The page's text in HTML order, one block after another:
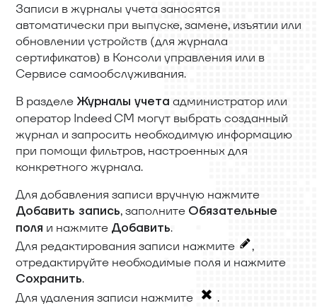
Записи в журналы учета заносятся
автоматически при выпуске, замене, изъятии или
обновлении устройств (для журнала
сертификатов) в Консоли управления или в
Сервисе самообслуживания.
В разделеЖурналы учета администратор или
оператор Indeed CM могут выбрать созданный
журнал и запросить необходимую информацию
при помощи фильтров, настроенных для
конкретного журнала.
Для добавления записи вручную нажмите
Добавить запись, заполните Обязательные
поля и нажмите Добавить.
Для редактирования записи нажмите
,
отредактируйте необходимые поля и нажмите
Сохранить.
Для удаления записи нажмите
.